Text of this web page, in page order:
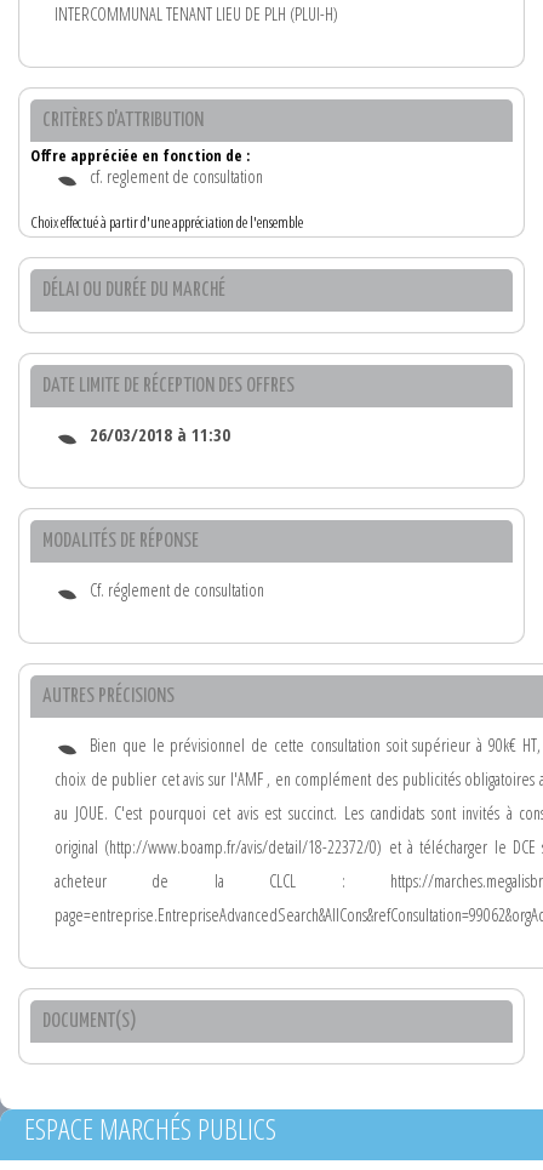
INTERCOMMUNAL TENANT LIEU DE PLH (PLUI-H)
CRITÈRES D'ATTRIBUTION
Offre appréciée en fonction de :
cf. reglement de consultation
Choix effectué à partir d'une appréciation de l'ensemble
DÉLAI OU DURÉE DU MARCHÉ
DATE LIMITE DE RÉCEPTION DES OFFRES
26/03/2018 à 11:30
MODALITÉS DE RÉPONSE
Cf. réglement de consultation
AUTRES PRÉCISIONS
Bien que le prévisionnel de cette consultation soit supérieur à 90k€
choix de publier cet avis sur l'AMF , en complément des publicités obligatoires
au JOUE. C'est pourquoi cet avis est succinct. Les candidats sont invités à
original (http://www.boamp.fr/avis/detail/18-22372/0) et à télécharger le
acheteur de la CLCL : https://
DOCUMENT(S)
ESPACE MARCHÉS PUBLICS